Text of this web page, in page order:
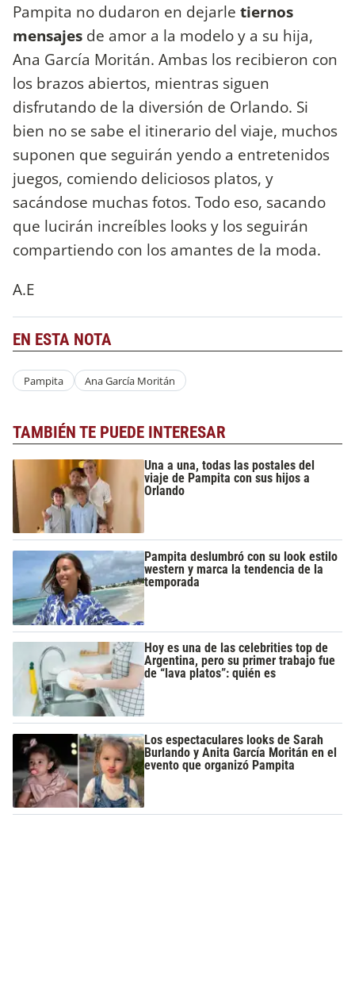
Pampita no dudaron en dejarle tiernos
mensajes de amor a la modelo y a su hija,
Ana García Moritán. Ambas los recibieron con
los brazos abiertos, mientras siguen
disfrutando de la diversión de Orlando. Si
bien no se sabe el itinerario del viaje, muchos
suponen que seguirán yendo a entretenidos
juegos, comiendo deliciosos platos, y
sacándose muchas fotos. Todo eso, sacando
que lucirán increíbles looks y los seguirán
compartiendo con los amantes de la moda.
A.E
EN ESTA NOTA
Pampita Ana García Moritán
TAMBIÉN TE PUEDE INTERESAR
Una a una, todas las postales del
viaje de Pampita con sus hijos a
Orlando
Pampita deslumbró con su look estilo
western y marca la tendencia de la
temporada
Hoy es una de las celebrities top de
Argentina, pero su primer trabajo fue
de “lava platos”: quién es
Los espectaculares looks de Sarah
Burlando y Anita García Moritán en el
evento que organizó Pampita